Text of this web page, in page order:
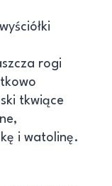
rogi
tkwiące
i watolinę.